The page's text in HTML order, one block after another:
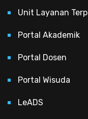
Unit Layanan
Portal Akademik
Portal Dosen
Portal Wisuda
LeADS